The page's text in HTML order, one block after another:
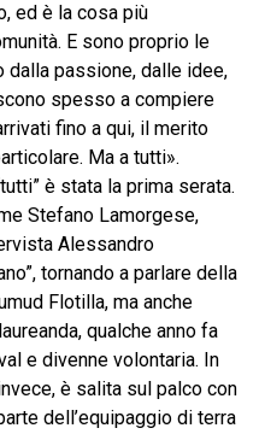
ed è la cosa più
E sono proprio le
dalla passione, dalle idee,
spesso a compiere
fino a qui, il merito
Ma a tutti».
è stata la prima serata.
Stefano Lamorgese,
Alessandro
tornando a parlare della
Flotilla, ma anche
qualche anno fa
e divenne volontaria. In
è salita sul palco con
dell’equipaggio di terra